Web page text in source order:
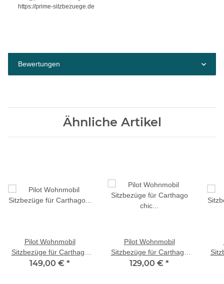
https://prime-sitzbezuege.de
Bewertungen
Ähnliche Artikel
Pilot Wohnmobil
Sitzbezüge für Carthago
c-tourer (Beige) POSE705
149,00 € *
Pilot Wohnmobil
Sitzbezüge für Carthago
chic c-line luxury line
129,00 € *